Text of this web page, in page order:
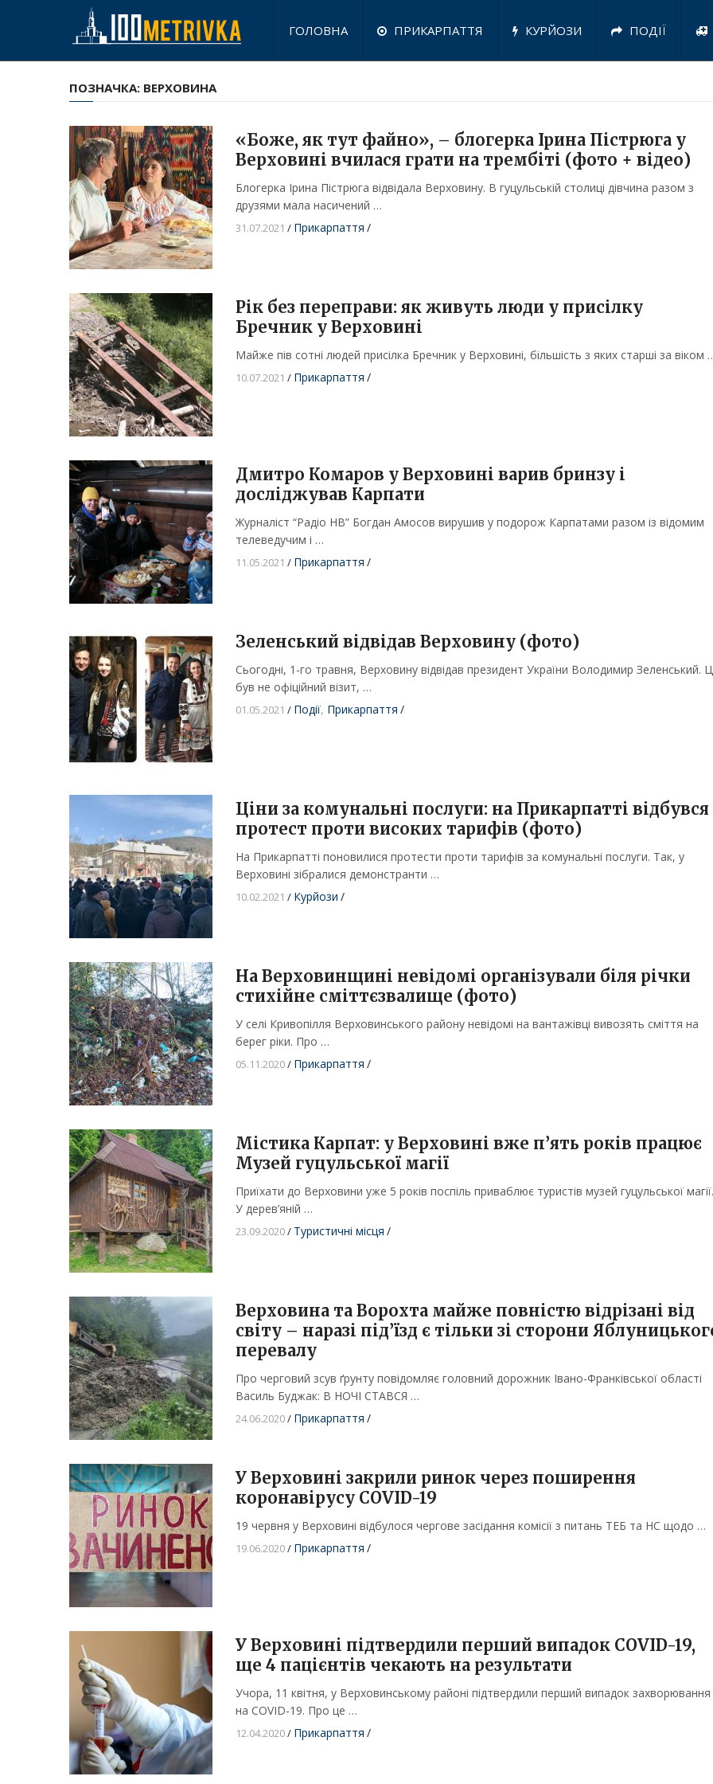
ГОЛОВНА ПРИКАРПАТТЯ КУРЙОЗИ ПОДІЇ
ПОЗНАЧКА: ВЕРХОВИНА
«Боже, як тут файно», – блогерка Ірина Пістрюга у
Верховині вчилася грати на трембіті (фото + відео)
Блогерка Ірина Пістрюга відвідала Верховину. В гуцульській столиці дівчина разом з
друзями мала насичений …
31.07.2021 / Прикарпаття /
Рік без переправи: як живуть люди у присілку
Бречник у Верховині
Майже пів сотні людей присілка Бречник у Верховині, більшість з яких старші за віком
10.07.2021 / Прикарпаття /
Дмитро Комаров у Верховині варив бринзу і
досліджував Карпати
Журналіст “Радіо НВ” Богдан Амосов вирушив у подорож Карпатами разом із відомим
телеведучим і …
11.05.2021 / Прикарпаття /
Зеленський відвідав Верховину (фото)
Сьогодні, 1-го травня, Верховину відвідав президент України Володимир Зеленський.
був не офіційний візит, …
01.05.2021 / Події, Прикарпаття /
Ціни за комунальні послуги: на Прикарпатті відбувся
протест проти високих тарифів (фото)
На Прикарпатті поновилися протести проти тарифів за комунальні послуги. Так, у
Верховині зібралися демонстранти …
10.02.2021 / Курйози /
На Верховинщині невідомі організували біля річки
стихійне сміттєзвалище (фото)
У селі Кривопілля Верховинського району невідомі на вантажівці вивозять сміття на
берег ріки. Про …
05.11.2020/ Прикарпаття /
Містика Карпат: у Верховині вже п’ять років працює
Музей гуцульської магії
Приїхати до Верховини уже 5 років поспіль приваблює туристів музей гуцульської магії.
У дерев’яній …
23.09.2020/ Туристичні місця /
Верховина та Ворохта майже повністю відрізані від
світу – наразі під’їзд є тільки зі сторони
перевалу
Про черговий зсув ґрунту повідомляє головний дорожник Івано-Франківської області
Василь Буджак: В НОЧІ СТАВСЯ …
24.06.2020/ Прикарпаття /
У Верховині закрили ринок через поширення
коронавірусу СOVID-19
19 червня у Верховині відбулося чергове засідання комісії з питань ТЕБ та НС щодо …
19.06.2020/ Прикарпаття /
У Верховині підтвердили перший випадок COVID-19,
ще 4 пацієнтів чекають на результати
Учора, 11 квітня, у Верховинському районі підтвердили перший випадок захворювання
на COVID-19. Про це …
12.04.2020/ Прикарпаття /